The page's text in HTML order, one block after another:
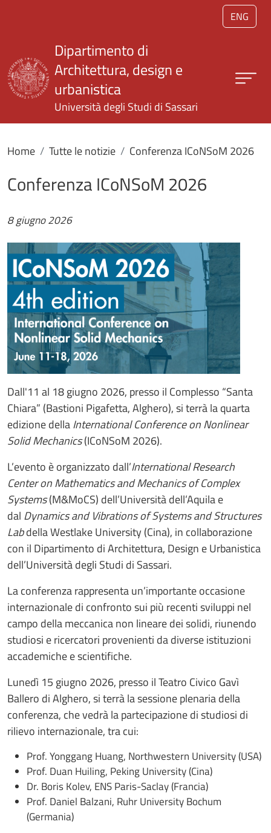
Salta al contenuto principale
ENG
Dipartimento di
Architettura, design e
urbanistica
Università degli Studi di Sassari
Home Tutte le notizie Conferenza ICoNSoM 2026
Conferenza ICoNSoM 2026
8 giugno 2026
Dall'11 al 18 giugno 2026, presso il Complesso “Santa
Chiara” (Bastioni Pigafetta, Alghero), si terrà la quarta
edizione dellaInternational Conference on Nonlinear
Solid Mechanics(ICoNSoM 2026).
L’evento è organizzato dall’International Research
Center on Mathematics and Mechanics of Complex
Systems(M&MoCS) dell’Università dell’Aquila e
dal Dynamics and Vibrations of Systems and Structures
Labdella Westlake University (Cina), in collaborazione
con il Dipartimento di Architettura, Design e Urbanistica
dell’Università degli Studi di Sassari.
La conferenza rappresenta un’importante occasione
internazionale di confronto sui più recenti sviluppi nel
campo della meccanica non lineare dei solidi, riunendo
studiosi e ricercatori provenienti da diverse istituzioni
accademiche e scientifiche.
Lunedì 15 giugno 2026, presso il Teatro Civico Gavì
Ballero di Alghero, si terrà la sessione plenaria della
conferenza, che vedrà la partecipazione di studiosi di
rilievo internazionale, tra cui:
Prof. Yonggang Huang, Northwestern University (USA)
Prof. Duan Huiling, Peking University (Cina)
Dr. Boris Kolev, ENS Paris-Saclay (Francia)
Prof. Daniel Balzani, Ruhr University Bochum
(Germania)